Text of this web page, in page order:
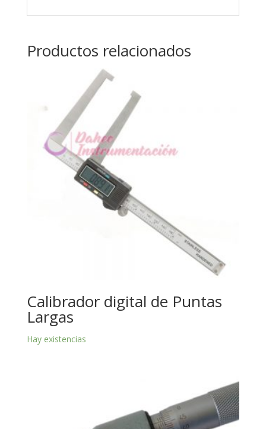
Productos relacionados
Calibrador digital de Puntas
Largas
Hay existencias